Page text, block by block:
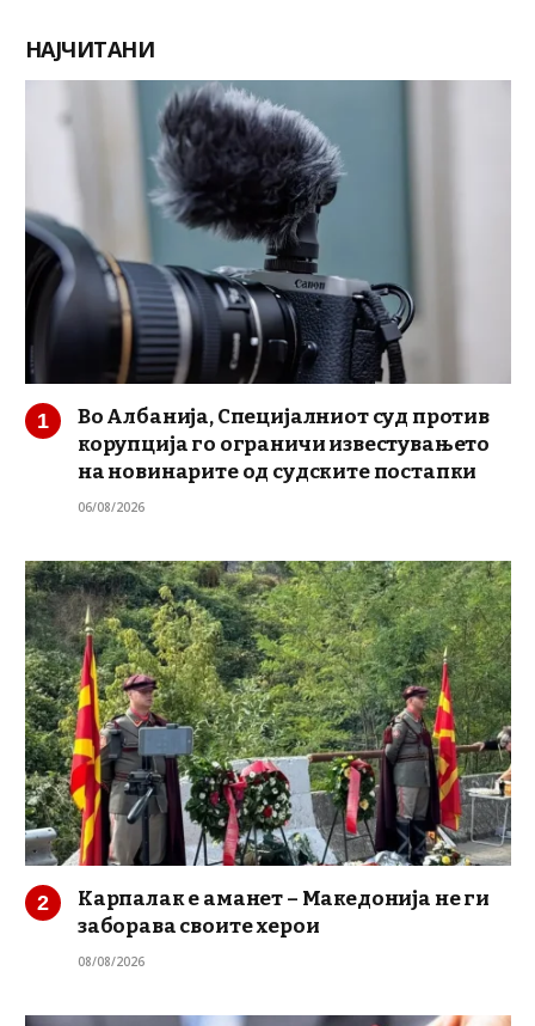
НАЈЧИТАНИ
Во Албанија, Специјалниот суд против
корупција го ограничи известувањето
на новинарите од судските постапки
06/08/2026
Карпалак е аманет – Македонија не ги
заборава своите херои
08/08/2026